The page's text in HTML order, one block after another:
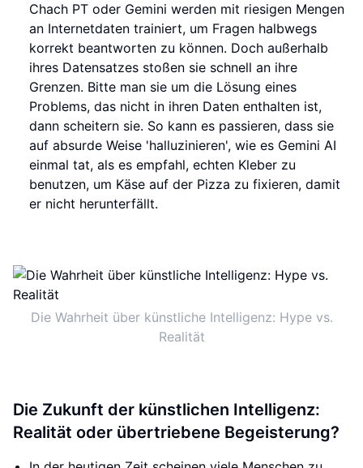
Chach PT oder Gemini werden mit riesigen Mengen
an Internetdaten trainiert, um Fragen halbwegs
korrekt beantworten zu können. Doch außerhalb
ihres Datensatzes stoßen sie schnell an ihre
Grenzen. Bitte man sie um die Lösung eines
Problems, das nicht in ihren Daten enthalten ist,
dann scheitern sie. So kann es passieren, dass sie
auf absurde Weise 'halluzinieren', wie es Gemini AI
einmal tat, als es empfahl, echten Kleber zu
benutzen, um Käse auf der Pizza zu fixieren, damit
er nicht herunterfällt.
Die Wahrheit über künstliche Intelligenz: Hype vs.
Realität
Die Zukunft der künstlichen Intelligenz:
Realität oder übertriebene Begeisterung?